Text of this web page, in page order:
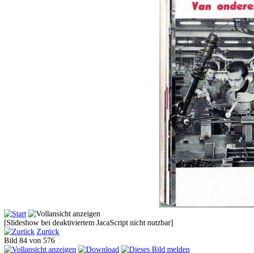
[Slideshow bei deaktiviertem JacaScript nicht nutzbar]
Zurück
Bild 84 von 576